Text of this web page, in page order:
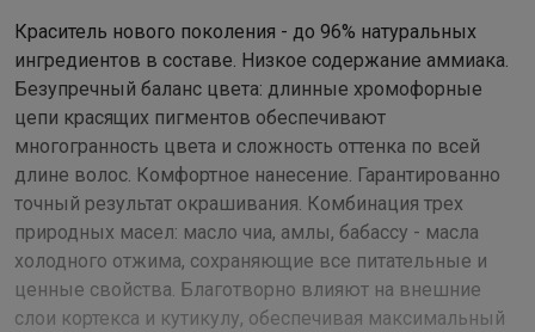
Краситель нового поколения - до 96% натуральных
ингредиентов в составе. Низкое содержание аммиака.
Безупречный баланс цвета: длинные хромофорные
цепи красящих пигментов обеспечивают
многогранность цвета и сложность оттенка по всей
длине волос. Комфортное нанесение. Гарантированно
точный результат окрашивания. Комбинация трех
природных масел: масло чиа, амлы, бабассу - масла
холодного отжима, сохраняющие все питательные и
ценные свойства. Благотворно влияют на внешние
слои кортекса и кутикулу, обеспечивая максимальный